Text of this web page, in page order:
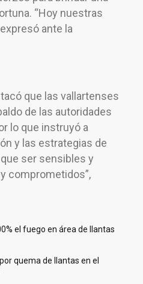
“Hoy nuestras
ante la
que las vallartenses
de las autoridades
lo que instruyó a
y las estrategias de
ser sensibles y
comprometidos”,
el fuego en área de llantas
quema de llantas en el